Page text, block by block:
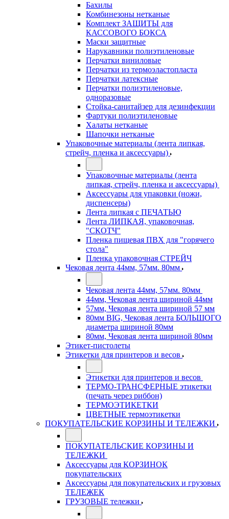
Бахилы
Комбинезоны нетканые
Комплект ЗАЩИТЫ для
КАССОВОГО БОКСА
Маски защитные
Нарукавники полиэтиленовые
Перчатки виниловые
Перчатки из термоэластопласта
Перчатки латексные
Перчатки полиэтиленовые,
одноразовые
Стойка-санитайзер для дезинфекции
Фартуки полиэтиленовые
Халаты нетканые
Шапочки нетканые
Упаковочные материалы (лента липкая,
стрейч, пленка и аксессуары)
Упаковочные материалы (лента
липкая, стрейч, пленка и аксессуары)
Аксессуары для упаковки (ножи,
диспенсеры)
Лента липкая с ПЕЧАТЬЮ
Лента ЛИПКАЯ, упаковочная,
"СКОТЧ"
Пленка пищевая ПВХ для "горячего
стола"
Пленка упаковочная СТРЕЙЧ
Чековая лента 44мм, 57мм. 80мм
Чековая лента 44мм, 57мм. 80мм
44мм, Чековая лента шириной 44мм
57мм, Чековая лента шириной 57 мм
80мм BIG, Чековая лента БОЛЬШОГО
диаметра шириной 80мм
80мм, Чековая лента шириной 80мм
Этикет-пистолеты
Этикетки для принтеров и весов
Этикетки для принтеров и весов
ТЕРМО-ТРАНСФЕРНЫЕ этикетки
(печать через риббон)
ТЕРМОЭТИКЕТКИ
ЦВЕТНЫЕ термоэтикетки
ПОКУПАТЕЛЬСКИЕ КОРЗИНЫ И ТЕЛЕЖКИ
ПОКУПАТЕЛЬСКИЕ КОРЗИНЫ И
ТЕЛЕЖКИ
Аксессуары для КОРЗИНОК
покупательских
Аксессуары для покупательских и грузовых
ТЕЛЕЖЕК
ГРУЗОВЫЕ тележки